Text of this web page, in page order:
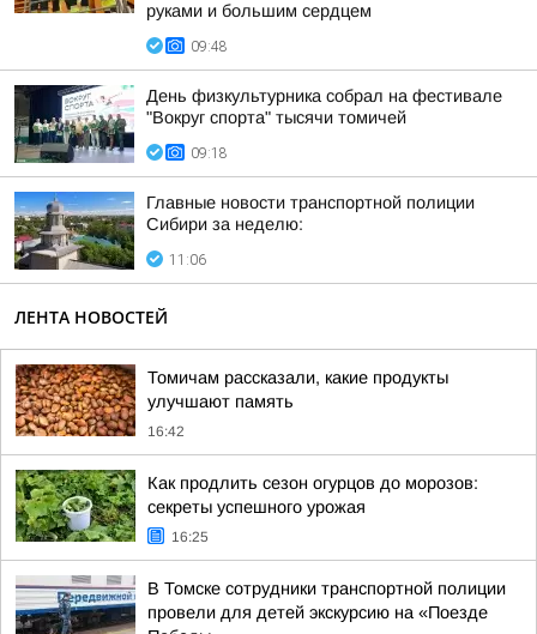
руками и большим сердцем
09:48
День физкультурника собрал на фестивале
"Вокруг спорта" тысячи томичей
09:18
Главные новости транспортной полиции
Сибири за неделю:
11:06
ЛЕНТА НОВОСТЕЙ
Томичам рассказали, какие продукты
улучшают память
16:42
Как продлить сезон огурцов до морозов:
секреты успешного урожая
16:25
В Томске сотрудники транспортной полиции
провели для детей экскурсию на «Поезде